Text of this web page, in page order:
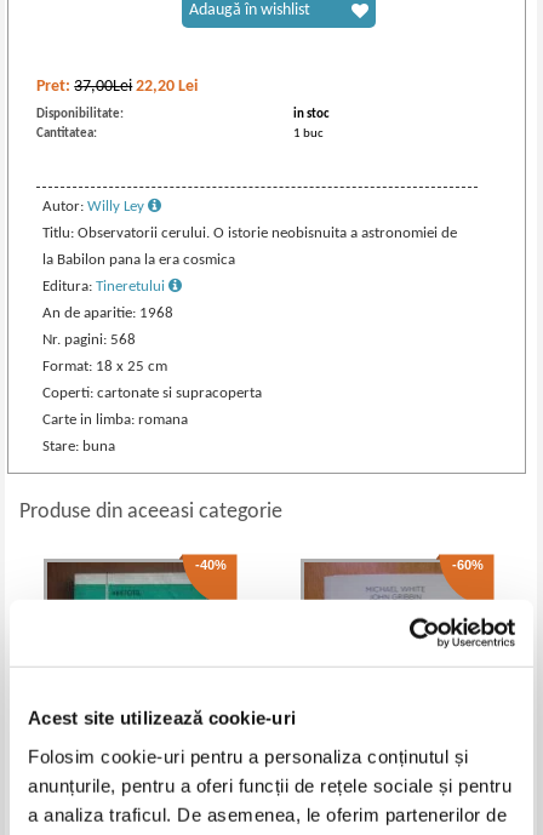
Acest site utilizează cookie-uri
Folosim cookie-uri pentru a personaliza conținutul și
anunțurile, pentru a oferi funcții de rețele sociale și pentru
a analiza traficul. De asemenea, le oferim partenerilor de
Pret:37,00Lei 22,20 Lei
Disponibilitate:
in stoc
Cantitatea:
1 buc
Autor:Willy Ley
Titlu: Observatorii cerului. O istorie neobisnuita a astronomiei de
la Babilon pana la era cosmica
Editura:Tineretului
An de aparitie: 1968
Nr. pagini: 568
Format: 18 x 25 cm
Coperti: cartonate si supracoperta
Carte in limba: romana
Stare: buna
Adaugă în wishlist
Produse din aceeasi categorie
-40%
Aristotel - Parva naturalia
-60%
Michael White - Stephen